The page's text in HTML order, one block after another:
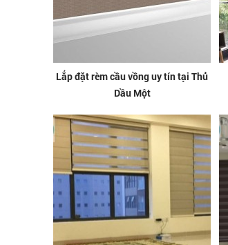
Lắp đặt rèm cầu vồng uy tín tại Thủ
Dầu Một